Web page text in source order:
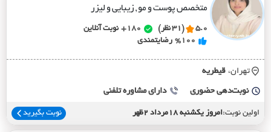
متخصص پوست و مو , زیبایی و لیزر
5.0 (31 نظر) 180+
نوبت آنلاین
%100 رضایتمندی
تهران، قيطريه
نوبت‌دهی حضوری دارای مشاوره تلفنی
اولین نوبت:امروز یکشنبه 18مرداد 2ظهر نوبت بگیرید